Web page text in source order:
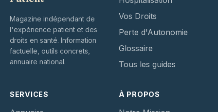
Magazine indépendant de
l'expérience patient et des
droits en santé. Information
factuelle, outils concrets,
annuaire national.
Vos Droits
Perte d'Autonomie
Glossaire
Tous les guides
SERVICES À PROPOS